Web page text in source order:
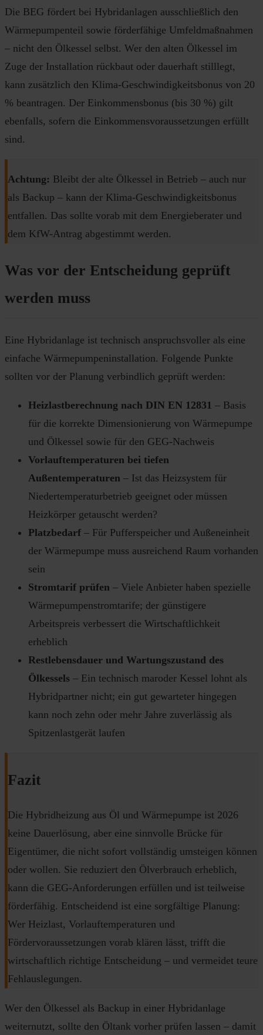
Die BEG fördert bei Hybridanlagen ausschließlich den
Wärmepumpenteil sowie förderfähige Umfeldmaßnahmen
– nicht den Ölkessel selbst. Wer den alten Ölkessel im
Zuge der Installation rückbaut oder dauerhaft stilllegt,
kann zusätzlich den Klima-Geschwindigkeitsbonus von 20
% beantragen. Der Einkommensbonus (bis 30 %) gilt
ebenfalls, sofern die Einkommensvoraussetzungen erfüllt
sind.
Achtung: Bleibt der alte Ölkessel in Betrieb – auch nur
als Backup – kann der Klima-Geschwindigkeitsbonus
entfallen. Das sollte vorab mit dem Energieberater und
dem KfW-Antrag abgestimmt werden.
Was vor der Entscheidung geprüft
werden muss
Eine Hybridanlage ist technisch anspruchsvoller als eine
einfache Wärmepumpeninstallation. Folgende Punkte
sollten vor der Planung verbindlich geprüft werden:
Heizlastberechnung nach DIN EN 12831 – Basis
für die korrekte Dimensionierung von Wärmepumpe
und Ölkessel sowie für den GEG-Nachweis
Vorlauftemperaturen bei tiefen
Außentemperaturen – Ist das Heizsystem für
Niedertemperaturbetrieb geeignet oder müssen
Heizkörper getauscht werden?
Platzbedarf – Für Pufferspeicher und Außeneinheit
der Wärmepumpe muss ausreichend Raum vorhanden
sein
Stromtarif prüfen – Viele Anbieter haben spezielle
Wärmepumpenstromtarife; der günstigere
Arbeitspreis verbessert die Wirtschaftlichkeit
erheblich
Restlebensdauer und Wartungszustand des
Ölkessels – Ein technisch maroder Kessel lohnt als
Hybridpartner nicht; ein gut gewarteter hingegen
kann noch zehn oder mehr Jahre zuverlässig als
Spitzenlastgerät laufen
Fazit
Die Hybridheizung aus Öl und Wärmepumpe ist 2026
keine Dauerlösung, aber eine sinnvolle Brücke für
Eigentümer, die nicht sofort vollständig umsteigen können
oder wollen. Sie reduziert den Ölverbrauch erheblich,
kann die GEG-Anforderungen erfüllen und ist teilweise
förderfähig. Entscheidend ist eine sorgfältige Planung:
Wer Heizlast, Vorlauftemperaturen und
Fördervoraussetzungen vorab klären lässt, trifft die
wirtschaftlich richtige Entscheidung – und vermeidet teure
Fehlauslegungen.
Wer den Ölkessel als Backup in einer Hybridanlage
weiternutzt, sollte den Öltank vorher prüfen lassen – damit